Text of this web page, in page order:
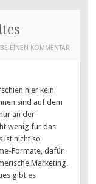
EINEN KOMMENTAR
hier kein
sind auf dem
an der
wenig für das
ist nicht so
Formate, dafür
Marketing.
gibt es